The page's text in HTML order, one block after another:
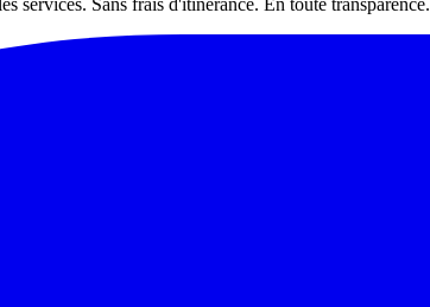
services. Sans frais d'itinérance. En toute transparence.